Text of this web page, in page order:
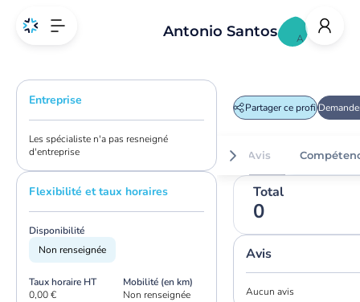
Entreprise
Les spécialiste n'a pas resneigné
d'entreprise
Flexibilité et taux horaires
Disponibilité
Non renseignée
Taux horaire HT
0,00 €
Mobilité (en km)
Non renseignée
A
Antonio Santos
Partager ce profil
Avis
Total
0
Avis
Aucun avis